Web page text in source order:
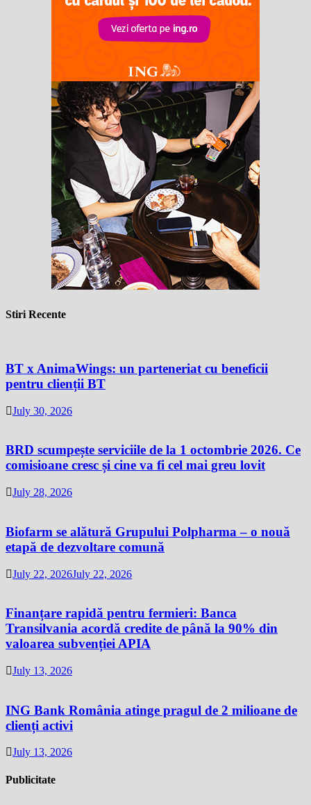
Stiri Recente
BT x AnimaWings: un parteneriat cu beneficii
pentru clienții BT
July 30, 2026
BRD scumpește serviciile de la 1 octombrie 2026. Ce
comisioane cresc și cine va fi cel mai greu lovit
July 28, 2026
Biofarm se alătură Grupului Polpharma – o nouă
etapă de dezvoltare comună
July 22, 2026July 22, 2026
Finanțare rapidă pentru fermieri: Banca
Transilvania acordă credite de până la 90% din
valoarea subvenției APIA
July 13, 2026
ING Bank România atinge pragul de 2 milioane de
clienți activi
July 13, 2026
Publicitate